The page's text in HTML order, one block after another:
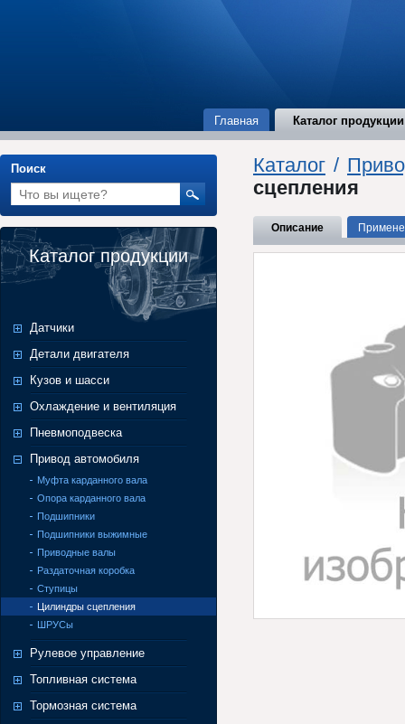
Главная Каталог продукции
Поиск
Каталог продукции
Датчики
Детали двигателя
Кузов и шасси
Охлаждение и вентиляция
Пневмоподвеска
Привод автомобиля
Муфта карданного вала
Опора карданного вала
Подшипники
Подшипники выжимные
Приводные валы
Раздаточная коробка
Ступицы
Цилиндры сцепления
ШРУСы
Рулевое управление
Топливная система
Тормозная система
Каталог /
сцепления
Описание